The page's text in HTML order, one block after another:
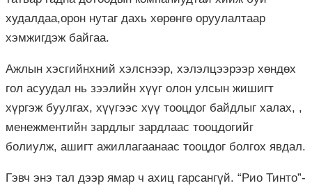
худалдаа,орон нутаг дахь хөрөнгө оруулалтаар
хэмжигдэж байгаа.
Ажлын хэсгийнхний хэлснээр, хэлэлцээрээр хөндөх
гол асуудал нь зээлийн хүүг олон улсын жишигт
хүргэж буулгах, хүүгээс хүү тооцдог байдлыг халах, ,
менежментийн зардлыг зардлаас тооцдогийг
болиулж, ашигт ажиллагаанаас тооцдог болгох явдал.
Гэвч энэ тал дээр ямар ч ахиц гарсангүй. “Рио Тинто”-